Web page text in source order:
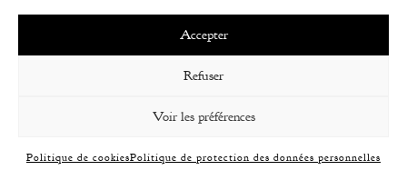
Accepter
Refuser
Voir les préférences
Politique de cookiesPolitique de protection des données personnelles